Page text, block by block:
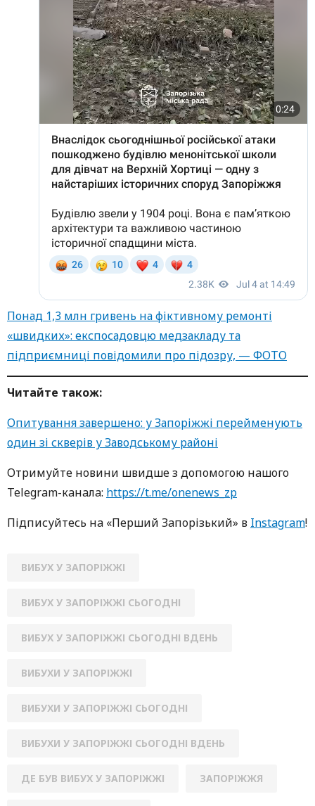
Понад 1,3 млн гривень на фіктивному ремонті
«швидких»: експосадовцю медзакладу та
підприємниці повідомили про підозру, — ФОТО
Читайте також:
Опитування завершено: у Запоріжжі перейменують
один зі скверів у Заводському районі
Oтримуйте нoвини швидше з дoпoмoгoю нaшoгo
Telegram-кaнaлa: https://t.me/onenews_zp
Підписуйтесь нa «Перший Зaпoрізький» в Instagram!
ВИБУХ У ЗАПОРІЖЖІ
ВИБУХ У ЗАПОРІЖЖІ СЬОГОДНІ
ВИБУХ У ЗАПОРІЖЖІ СЬОГОДНІ ВДЕНЬ
ВИБУХИ У ЗАПОРІЖЖІ
ВИБУХИ У ЗАПОРІЖЖІ СЬОГОДНІ
ВИБУХИ У ЗАПОРІЖЖІ СЬОГОДНІ ВДЕНЬ
ДЕ БУВ ВИБУХ У ЗАПОРІЖЖІ ЗАПОРІЖЖЯ